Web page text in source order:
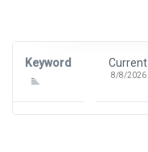
Keyword Current
8/8/2026